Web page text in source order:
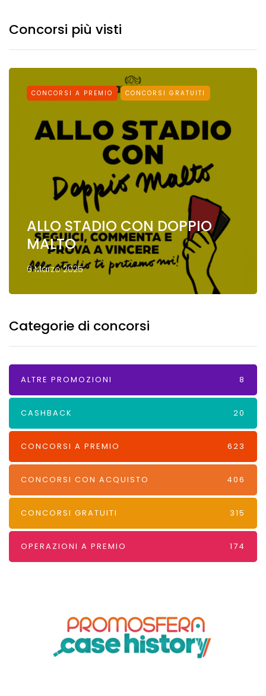
Concorsi più visti
CONCORSI A PREMIO CONCORSI GRATUITI
ALLO STADIO CON DOPPIO
MALTO
6 Marzo 2025
Categorie di concorsi
ALTRE PROMOZIONI 8
CASHBACK 20
CONCORSI A PREMIO 623
CONCORSI CON ACQUISTO 406
CONCORSI GRATUITI 315
OPERAZIONI A PREMIO 174